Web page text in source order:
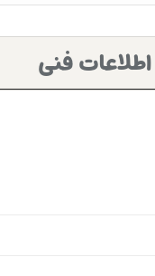
اطلاعات فنی